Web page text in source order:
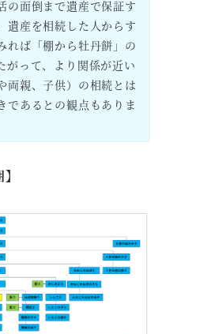
の面倒まで遺産で保証す
遺産を相続した人からす
れば「棚から牡丹餅」の
がって、より関係が近い
両親、子供）の相続とは
であるとの観点もありま